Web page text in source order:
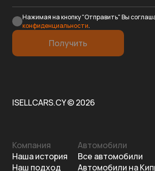
Нажимая на кнопку "Отправить" Вы
конфиденциальности.
Получить
ISELLCARS.CY © 2026
Компания
Наша история
Наш подход
Автомобили
Все автомобили
Автомобили на